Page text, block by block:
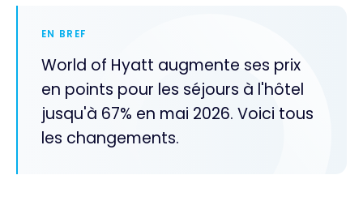
EN BREF
World of Hyatt augmente ses prix
en points pour les séjours à l'hôtel
jusqu'à 67% en mai 2026. Voici tous
les changements.